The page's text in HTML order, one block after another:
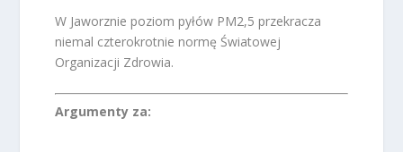
W Jaworznie poziom pyłów PM2,5 przekracza
niemal czterokrotnie normę Światowej
Organizacji Zdrowia.
Argumenty za: